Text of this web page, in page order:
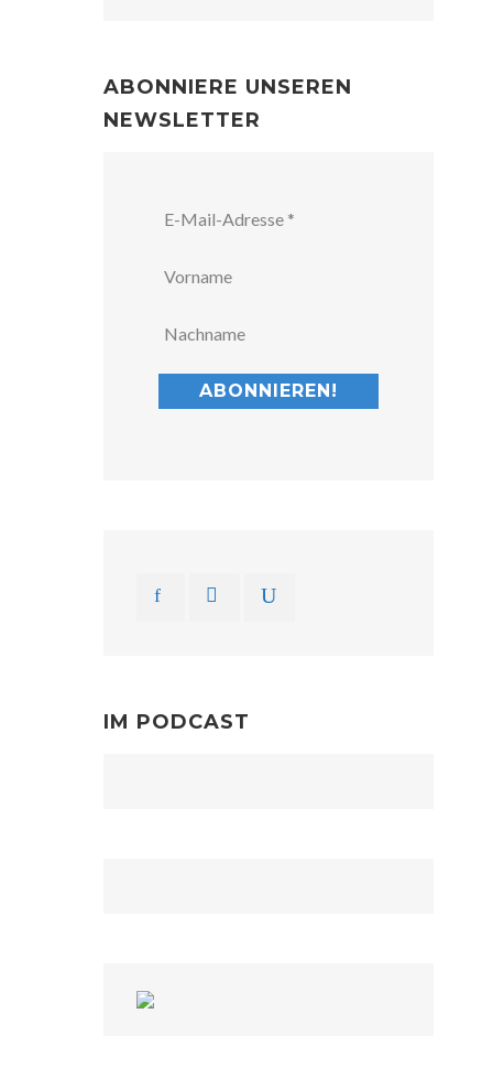
ABONNIERE UNSEREN
NEWSLETTER
IM PODCAST